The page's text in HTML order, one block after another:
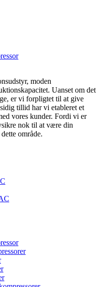
moden
Uanset om det
er vi forpligtet til at give
tillid har vi etableret et
vores kunder. Fordi vi er
nok til at være din
område.